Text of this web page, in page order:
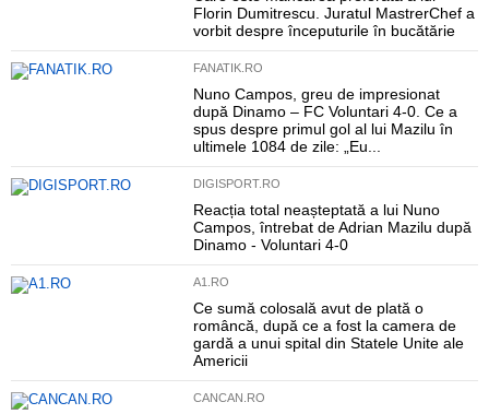
Florin Dumitrescu. Juratul MastrerChef a
vorbit despre începuturile în bucătărie
FANATIK.RO
Nuno Campos, greu de impresionat
după Dinamo – FC Voluntari 4-0. Ce a
spus despre primul gol al lui Mazilu în
ultimele 1084 de zile: „Eu...
DIGISPORT.RO
Reacția total neașteptată a lui Nuno
Campos, întrebat de Adrian Mazilu după
Dinamo - Voluntari 4-0
A1.RO
Ce sumă colosală avut de plată o
româncă, după ce a fost la camera de
gardă a unui spital din Statele Unite ale
Americii
CANCAN.RO